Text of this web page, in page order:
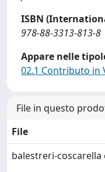
ISBN
978-88-3313-813-8
Appare nelle
02.1 Contributo in
File in questo
File
balestreri-coscarella